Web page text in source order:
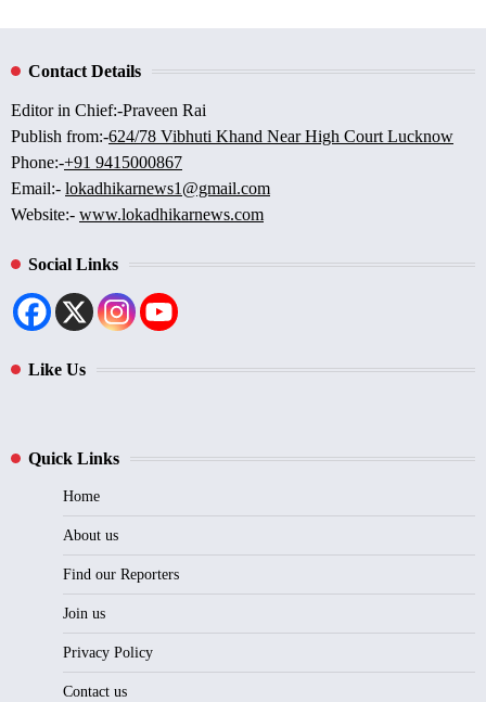
Contact Details
Editor in Chief:-Praveen Rai
Publish from:-624/78 Vibhuti Khand Near High Court Lucknow
Phone:-+91 9415000867
Email:- lokadhikarnews1@gmail.com
Website:- www.lokadhikarnews.com
Social Links
Like Us
Quick Links
Home
About us
Find our Reporters
Join us
Privacy Policy
Contact us